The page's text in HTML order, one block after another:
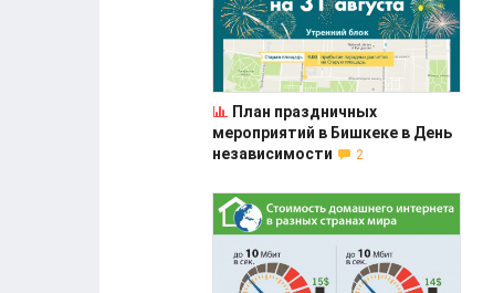
План праздничных
мероприятий в Бишкеке в День
независимости
2